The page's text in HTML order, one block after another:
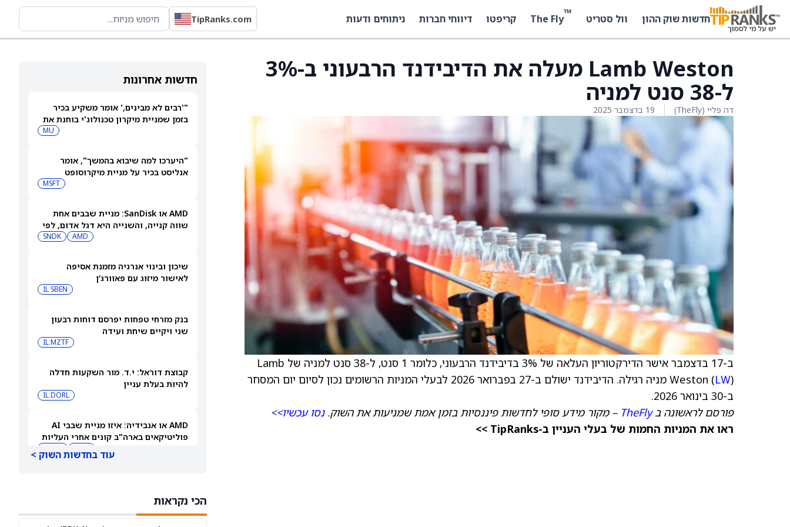
חדשות שוק ההון וול סטריט ™
The Fly קריפטו דיווחי חברות ניתוחים ודעות TipRanks.com
חדשות אחרונות
"'רבים לא מבינים,' אומר משקיע בכיר
בזמן שמניית מיקרון טכנולוג'י בוחנת את
MU
"היערכו למה שיבוא בהמשך", אומר
אנליסט בכיר על מניית מיקרוסופט
MSFT
AMD או SanDisk: מניית שבבים אחת
שווה קנייה, והשנייה היא דגל אדום, לפי
AMD
SNDK
שיכון ובינוי אנרגיה מזמנת אסיפה
לאישור מיזוג עם פאוורג’ן
IL:SBEN
בנק מזרחי טפחות יפרסם דוחות רבעון
שני ויקיים שיחת ועידה
IL:MZTF
קבוצת דוראל: י.ד. מור השקעות חדלה
להיות בעלת עניין
IL:DORL
AMD או אנבידיה: איזו מניית שבבי AI
פוליטיקאים בארה"ב קונים אחרי העליות
האחרונים
עוד בחדשות השוק >
הכי נקראות
Lamb Weston מעלה את הדיבידנד הרבעוני ב-3%
ל-38 סנט למניה
דה פליי (TheFly) 19 בדצמבר 2025
ב-17 בדצמבר אישר הדירקטוריון העלאה של 3% בדיבידנד הרבעוני, כלומר 1 סנט, ל-38 סנט למניה של Lamb
Weston (LW
) מניה רגילה. הדיבידנד ישולם ב-27 בפברואר 2026 לבעלי המניות הרשומים נכון לסיום יום המסחר
ב-30 בינואר 2026.
פורסם לראשונה בTheFly – מקור מידע סופי לחדשות פיננסיות בזמן אמת שמניעות את השוק.נסו עכשיו>>
ראו את המניות החמות של בעלי העניין ב-TipRanks >>